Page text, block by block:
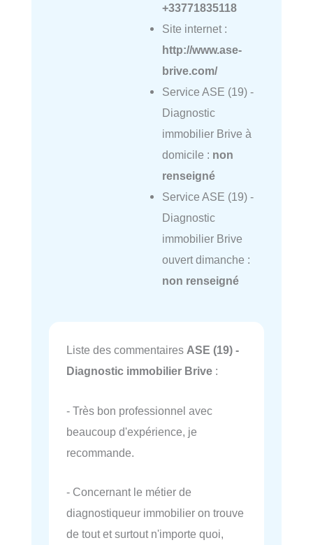
+33771835118
Site internet :
http://www.ase-
brive.com/
Service ASE (19) -
Diagnostic
immobilier Brive à
domicile : non
renseigné
Service ASE (19) -
Diagnostic
immobilier Brive
ouvert dimanche :
non renseigné
Liste des commentaires ASE (19) -
Diagnostic immobilier Brive :
- Très bon professionnel avec
beaucoup d'expérience, je
recommande.
- Concernant le métier de
diagnostiqueur immobilier on trouve
de tout et surtout n'importe quoi,